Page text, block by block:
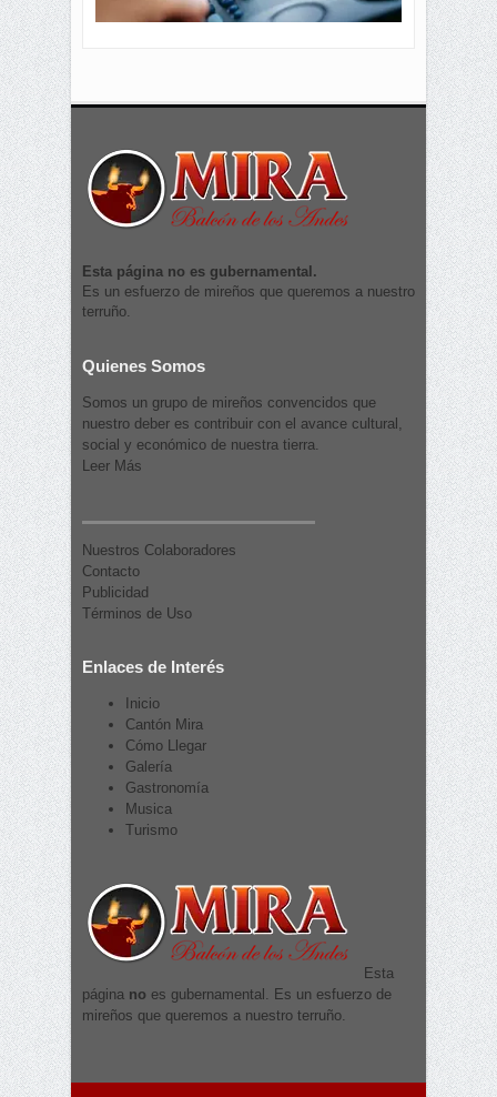
Esta página no es gubernamental.
Es un esfuerzo de mireños que queremos a nuestro
terruño.
Quienes Somos
Somos un grupo de mireños convencidos que
nuestro deber es contribuir con el avance cultural,
social y económico de nuestra tierra.
Leer Más
Nuestros Colaboradores
Contacto
Publicidad
Términos de Uso
Enlaces de Interés
Inicio
Cantón Mira
Cómo Llegar
Galería
Gastronomía
Musica
Turismo
Esta
página no es gubernamental. Es un esfuerzo de
mireños que queremos a nuestro terruño.